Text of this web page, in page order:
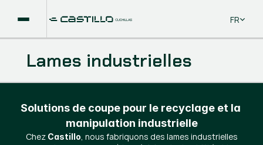
Select
FR
Solutions de coupe pour le recyclage et la
manipulation industrielle
Chez Castillo, nous fabriquons des lames industrielles
Lames industrielles